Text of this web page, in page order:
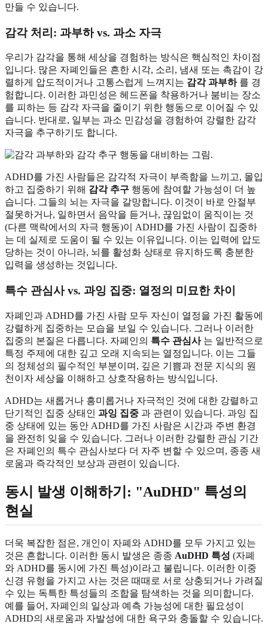
만들 수 있습니다.
감각 처리: 과부하 vs. 과소 자극
우리가 감각을 통해 세상을 경험하는 방식은 핵심적인 차이점
입니다. 많은 자폐인들은 흔한 시각, 소리, 냄새 또는 촉감이 강
렬하게 압도적이거나 고통스럽게 느껴지는 감각 과부하를 경
험합니다. 이러한 과민성은 헤드폰을 착용하거나 붐비는 장소
를 피하는 등 감각 자극을 줄이기 위한 행동으로 이어질 수 있
습니다. 반대로, 일부는 과소 민감성을 경험하여 강렬한 감각
자극을 추구하기도 합니다.
ADHD를 가진 사람들은 감각적 자극이 부족함을 느끼고, 몰입
하고 집중하기 위해 감각 추구 행동에 참여할 가능성이 더 높
습니다. 그들의 뇌는 자극을 갈망합니다. 이것이 바로 안절부
절못하거나, 일하면서 음악을 듣거나, 끊임없이 움직이는 것
(다른 맥락에서의 자극 행동)이 ADHD를 가진 사람이 집중하
는 데 실제로 도움이 될 수 있는 이유입니다. 이는 입력에 압도
당하는 것이 아니라, 뇌를 활성화 상태로 유지하도록 충분한
입력을 생성하는 것입니다.
특수 관심사 vs. 과잉 집중: 열정의 미묘한 차이
자폐인과 ADHD를 가진 사람 모두 자신이 열정을 가진 활동에
강렬하게 집중하는 모습을 보일 수 있습니다. 그러나 이러한
집중의 본질은 다릅니다. 자폐인의 특수 관심사는 일반적으로
특정 주제에 대한 깊고 오래 지속되는 열정입니다. 이는 그들
의 정체성의 필수적인 부분이며, 깊은 기쁨과 전문 지식의 원
천이자 세상을 이해하고 상호작용하는 방식입니다.
ADHD는 새롭거나 흥미롭거나 자극적인 것에 대한 강렬하고
단기적인 집중 상태인 과잉 집중 과 관련이 있습니다. 과잉 집
중 상태에 있는 동안 ADHD를 가진 사람은 시간과 주변 환경
을 완전히 잊을 수 있습니다. 그러나 이러한 강렬한 관심 기간
은 자폐인의 특수 관심사보다 더 자주 변할 수 있으며, 종종 새
로움과 즉각적인 보상과 관련이 있습니다.
동시 발생 이해하기: "AuDHD" 특성의
현실
더욱 복잡한 점은, 개인이 자폐와 ADHD를 모두 가지고 있는
것은 흔합니다. 이러한 동시 발생은 종종 AuDHD 특성 (자폐
와 ADHD를 동시에 가진 특성)이라고 불립니다. 이러한 이중
신경 유형을 가지고 사는 것은 때때로 서로 상충되거나 가려질
수 있는 독특한 특성들의 조합을 탐색하는 것을 의미합니다.
예를 들어, 자폐인의 일상과 예측 가능성에 대한 필요성이
ADHD의 새로움과 자발성에 대한 욕구와 충돌할 수 있습니다.